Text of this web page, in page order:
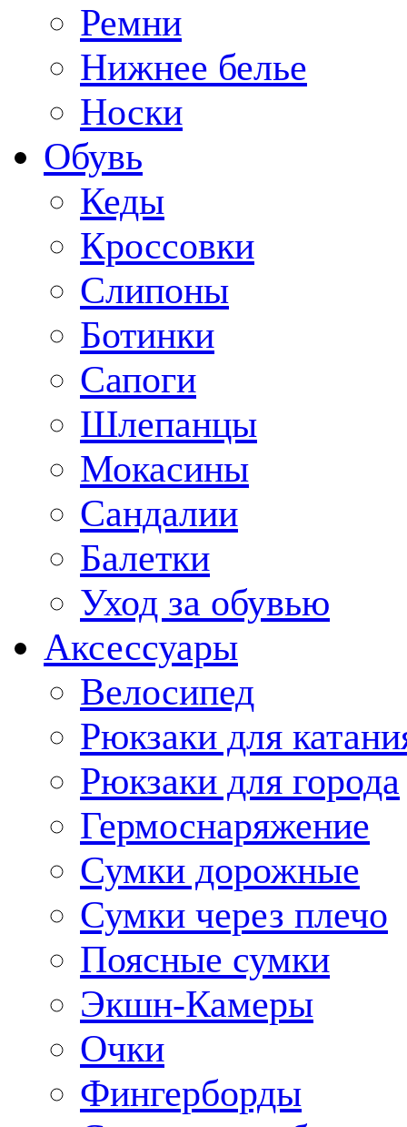
Ремни
Нижнее белье
Носки
Обувь
Кеды
Кроссовки
Слипоны
Ботинки
Сапоги
Шлепанцы
Мокасины
Сандалии
Балетки
Уход за обувью
Аксессуары
Велосипед
Рюкзаки для
Рюкзаки для города
Гермоснаряжение
Сумки дорожные
Сумки через плечо
Поясные сумки
Экшн-Камеры
Очки
Фингерборды